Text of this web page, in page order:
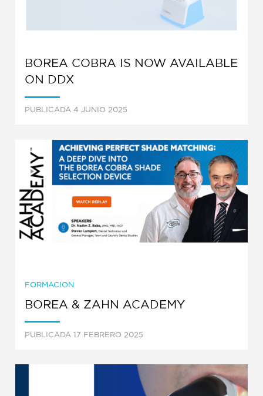
BOREA COBRA IS NOW AVAILABLE
ON DDX
PUBLICADA 4 JUNIO 2025
FORMACION
BOREA & ZAHN ACADEMY
PUBLICADA 17 FEBRERO 2025